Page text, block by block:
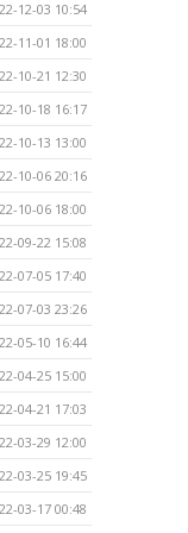
12-03 10:54
11-01 18:00
10-21 12:30
10-18 16:17
10-13 13:00
10-06 20:16
10-06 18:00
09-22 15:08
07-05 17:40
07-03 23:26
05-10 16:44
04-25 15:00
04-21 17:03
03-29 12:00
03-25 19:45
03-17 00:48